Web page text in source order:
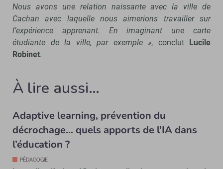
Nous avons une relation naissante avec la ville de
Cachan avec laquelle nous aimerions travailler sur
l’expérience apprenant. En imaginant une carte
étudiante de la ville, par exemple », conclut Lucile
Robinet.
À lire aussi…
Adaptive learning, prévention du
décrochage… quels apports de l’IA dans
l’éducation ?
PÉDAGOGIE